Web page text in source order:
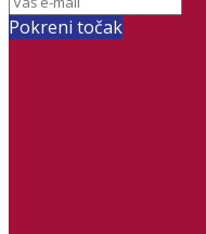
Pokreni točak